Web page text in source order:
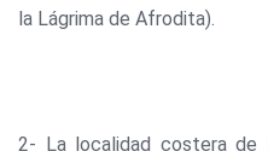
la Lágrima de Afrodita).
2- La localidad costera de